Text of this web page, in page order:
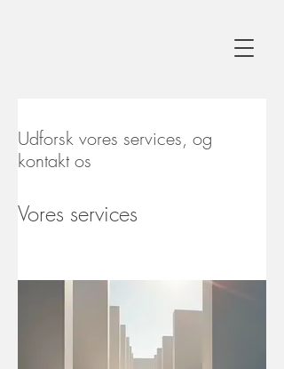
Udforsk vores services, og
kontakt os
Vores services